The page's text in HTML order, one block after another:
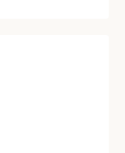
zu dir nach